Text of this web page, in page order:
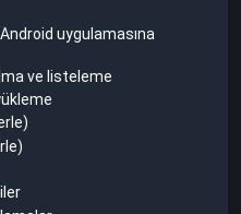
uygulamasına
ve listeleme